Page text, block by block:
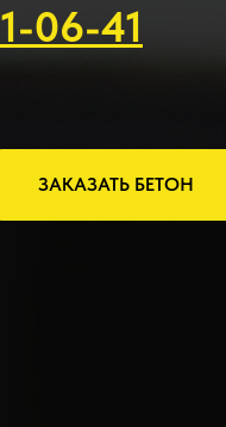
06-41
ЗАКАЗАТЬ БЕТОН